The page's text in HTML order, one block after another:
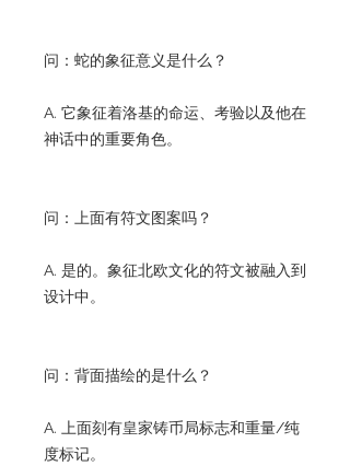
问：蛇的象征意义是什么？
A. 它象征着洛基的命运、考验以及他在
神话中的重要角色。
问：上面有符文图案吗？
A. 是的。象征北欧文化的符文被融入到
设计中。
问：背面描绘的是什么？
A. 上面刻有皇家铸币局标志和重量/纯
度标记。